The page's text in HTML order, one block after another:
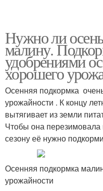
Нужно ли
малину.
удобрениями
хорошего
Осенняя подкормка
урожайности . К концу
вытягивает из земли
Чтобы она перезимовала
сезону её нужно
Осенняя подкормка
урожайности